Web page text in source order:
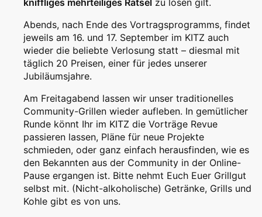
kniffliges mehrteiliges Rätsel zu lösen gilt.
Abends, nach Ende des Vortragsprogramms, findet
jeweils am 16. und 17. September im KITZ auch
wieder die beliebte Verlosung statt – diesmal mit
täglich 20 Preisen, einer für jedes unserer
Jubiläumsjahre.
Am Freitagabend lassen wir unser traditionelles
Community-Grillen wieder aufleben. In gemütlicher
Runde könnt Ihr im KITZ die Vorträge Revue
passieren lassen, Pläne für neue Projekte
schmieden, oder ganz einfach herausfinden, wie es
den Bekannten aus der Community in der Online-
Pause ergangen ist. Bitte nehmt Euch Euer Grillgut
selbst mit. (Nicht-alkoholische) Getränke, Grills und
Kohle gibt es von uns.